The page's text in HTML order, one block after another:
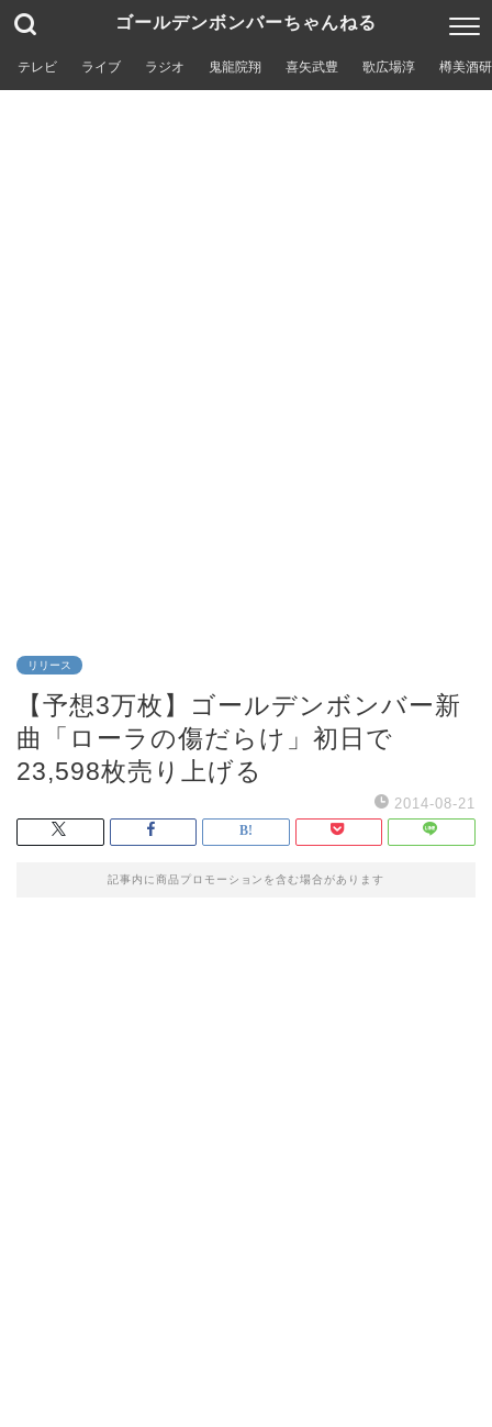
ゴールデンボンバーちゃんねる
テレビ ライブ ラジオ 鬼龍院翔 喜矢武豊 歌広場淳 樽美酒
リリース
【予想3万枚】ゴールデンボンバー新
曲「ローラの傷だらけ」初日で
23,598枚売り上げる
2014-08-21
記事内に商品プロモーションを含む場合があります